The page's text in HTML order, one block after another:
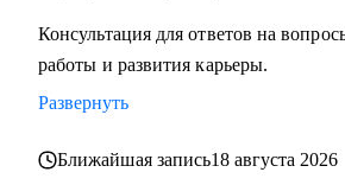
• Страхование
• Продажи / Услуги
• Информационные технологии
Мой подход в работе – не делаю за вас,
Консультация для ответов на
работы и развития карьеры.
Развернуть
Ближайшая запись18 августа 2026